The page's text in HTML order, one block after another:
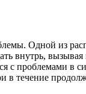
Одной из
внутрь,
с проблемами в
в течение